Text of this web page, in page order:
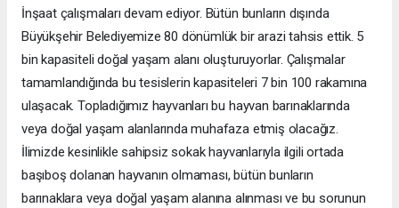
İnşaat çalışmaları devam ediyor. Bütün bunların dışında
Büyükşehir Belediyemize 80 dönümlük bir arazi tahsis ettik. 5
bin kapasiteli doğal yaşam alanı oluşturuyorlar. Çalışmalar
tamamlandığında bu tesislerin kapasiteleri 7 bin 100 rakamına
ulaşacak. Topladığımız hayvanları bu hayvan barınaklarında
veya doğal yaşam alanlarında muhafaza etmiş olacağız.
İlimizde kesinlikle sahipsiz sokak hayvanlarıyla ilgili ortada
başıboş dolanan hayvanın olmaması, bütün bunların
barınaklara veya doğal yaşam alanına alınması ve bu sorunun